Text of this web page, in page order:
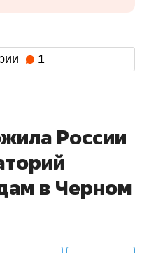
1
России
в Черном